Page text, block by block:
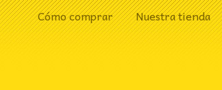
Cómo comprar Nuestra tienda